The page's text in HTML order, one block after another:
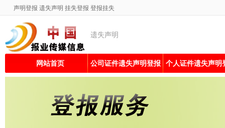
声明登报 遗失声明 挂失登报 登报挂失
遗失声明
网站首页 公司证件遗失声明登报 个人证件遗失声明